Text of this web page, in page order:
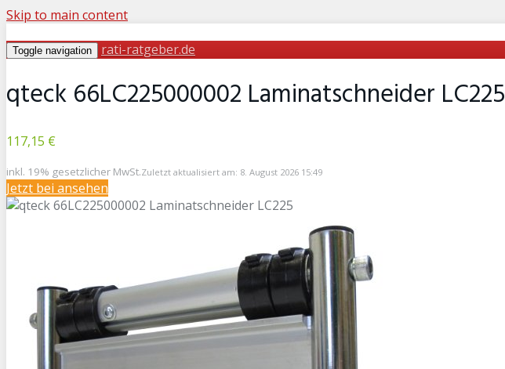
Skip to main content
Toggle navigation rati-ratgeber.de
qteck 66LC225000002 Laminatschneider LC225
117,15 €
inkl. 19% gesetzlicher MwSt.Zuletzt aktualisiert am: 8. August 2026 15:49
Jetzt bei ansehen